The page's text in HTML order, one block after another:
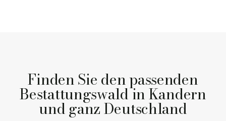
Finden Sie den passenden
Bestattungswald in Kandern
und ganz Deutschland